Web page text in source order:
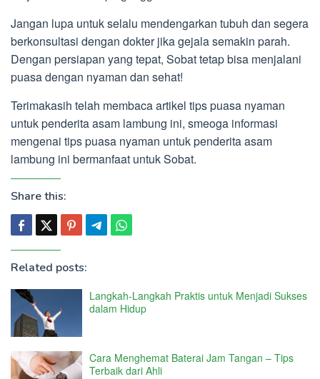
Jangan lupa untuk selalu mendengarkan tubuh dan segera
berkonsultasi dengan dokter jika gejala semakin parah.
Dengan persiapan yang tepat, Sobat tetap bisa menjalani
puasa dengan nyaman dan sehat!
Terimakasih telah membaca artikel tips puasa nyaman
untuk penderita asam lambung ini, smeoga informasi
mengenai tips puasa nyaman untuk penderita asam
lambung ini bermanfaat untuk Sobat.
Share this:
Related posts:
Langkah-Langkah Praktis untuk Menjadi Sukses
dalam Hidup
Cara Menghemat Baterai Jam Tangan – Tips
Terbaik dari Ahli